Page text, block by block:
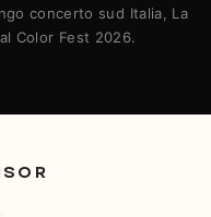
concerto sud Italia, La
Color Fest 2026.